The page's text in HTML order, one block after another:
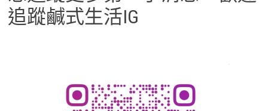
追蹤鹹式生活IG